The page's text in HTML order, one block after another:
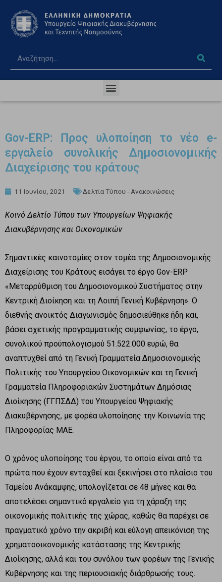
Gov-ERP: Προς υλοποίηση το νέο e-
εργαλείο συνολικής Δημοσιονομικής
Διαχείρισης του κράτους
11 Ιουνίου, 2021 Δελτία Τύπου - Ανακοινώσεις
Κοινό Δελτίο Τύπου των Υπουργείων Ψηφιακής
Διακυβέρνησης και Οικονομικών
Σημαντικές καινοτομίες στον τομέα της Δημοσιονομικής
Διαχείρισης του Κράτους εισάγει το έργο Gov-ERP
«Μεταρρύθμιση του Δημοσιονομικού Συστήματος στην
Κεντρική Διοίκηση και τη Λοιπή Γενική Κυβέρνηση». Ο
διεθνής ανοικτός Διαγωνισμός δημοσιεύθηκε ήδη και,
βάσει σχετικής προγραμματικής συμφωνίας, το έργο,
συνολικού προϋπολογισμού 51.522.000 ευρώ, θα
αναπτυχθεί από τη Γενική Γραμματεία Δημοσιονομικής
Πολιτικής του Υπουργείου Οικονομικών και τη Γενική
Γραμματεία Πληροφοριακών Συστημάτων Δημόσιας
Διοίκησης (ΓΓΠΣΔΔ) του Υπουργείου Ψηφιακής
Διακυβέρνησης, με φορέα υλοποίησης την Κοινωνία της
Πληροφορίας ΜΑΕ.
Ο χρόνος υλοποίησης του έργου, το οποίο είναι από τα
πρώτα που έχουν ενταχθεί και ξεκινήσει στο πλαίσιο του
Ταμείου Ανάκαμψης, υπολογίζεται σε 48 μήνες και θα
αποτελέσει σημαντικό εργαλείο για τη χάραξη της
οικονομικής πολιτικής της χώρας, καθώς θα παρέχει σε
πραγματικό χρόνο την ακριβή και εύλογη απεικόνιση της
χρηματοοικονομικής κατάστασης της Κεντρικής
Διοίκησης, αλλά και του συνόλου των φορέων της Γενικής
Κυβέρνησης και της περιουσιακής διάρθρωσής τους.